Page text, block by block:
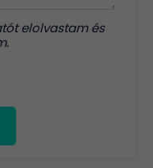
elolvastam és